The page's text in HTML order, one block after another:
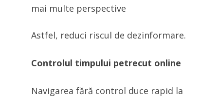
mai multe perspective
Astfel, reduci riscul de dezinformare.
Controlul timpului petrecut online
Navigarea fără control duce rapid la